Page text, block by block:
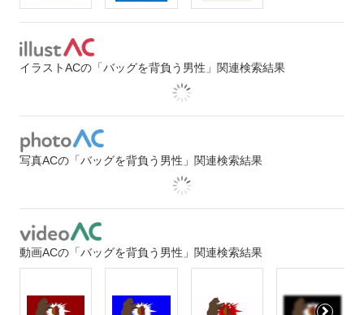
イラストACの「バッグを背負う男性」関連検索結果
写真ACの「バッグを背負う男性」関連検索結果
動画ACの「バッグを背負う男性」関連検索結果